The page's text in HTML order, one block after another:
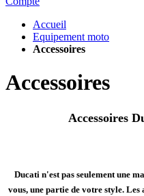
Accueil
Equipement moto
Accessoires
Accessoires
Accessoires
Ducati n'est pas seulement une
vous, une partie de votre style.